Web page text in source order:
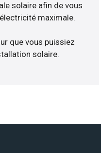
solaire afin de vous
maximale.
que vous puissiez
solaire.